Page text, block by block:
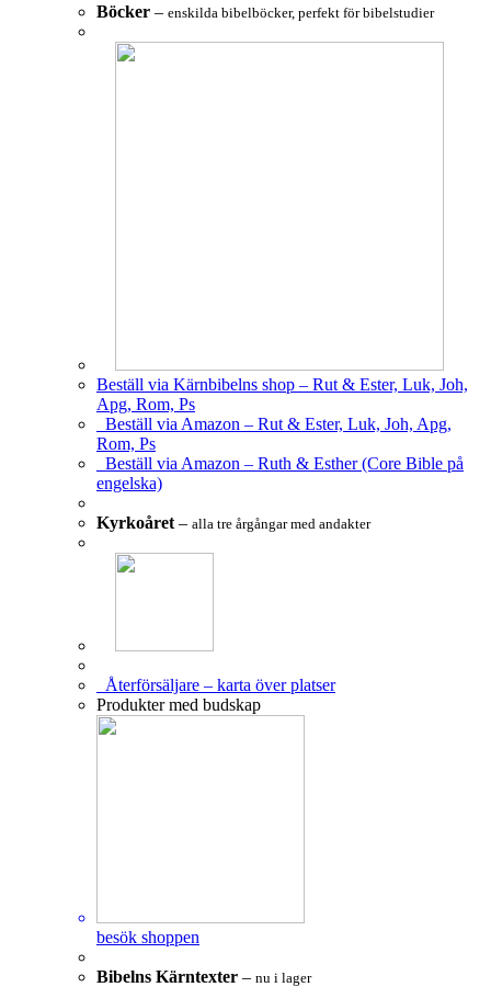
Böcker – enskilda bibelböcker, perfekt för bibelstudier
Beställ via Kärnbibelns shop – Rut & Ester, Luk, Joh,
Apg, Rom, Ps
Beställ via Amazon – Rut & Ester, Luk, Joh, Apg,
Rom, Ps
Beställ via Amazon – Ruth & Esther (Core Bible på
engelska)
Kyrkoåret – alla tre årgångar med andakter
Återförsäljare – karta över platser
Produkter med budskap
besök shoppen
Bibelns Kärntexter – nu i lager